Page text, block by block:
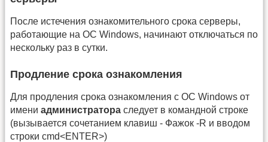
После истечения ознакомительного срока серверы,
работающие на ОС Windows, начинают отключаться по
нескольку раз в сутки.
Продление срока ознакомления
Для продления срока ознакомления с ОС Windows от
имени администратора следует в командной строке
(вызывается сочетанием клавиш - Фажок -R и вводом
строки cmd<ENTER>)